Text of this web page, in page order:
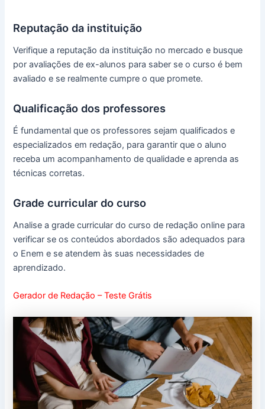
Reputação da instituição
Verifique a reputação da instituição no mercado e busque
por avaliações de ex-alunos para saber se o curso é bem
avaliado e se realmente cumpre o que promete.
Qualificação dos professores
É fundamental que os professores sejam qualificados e
especializados em redação, para garantir que o aluno
receba um acompanhamento de qualidade e aprenda as
técnicas corretas.
Grade curricular do curso
Analise a grade curricular do curso de redação online para
verificar se os conteúdos abordados são adequados para
o Enem e se atendem às suas necessidades de
aprendizado.
Gerador de Redação – Teste Grátis